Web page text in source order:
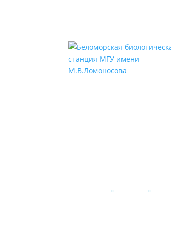
» »